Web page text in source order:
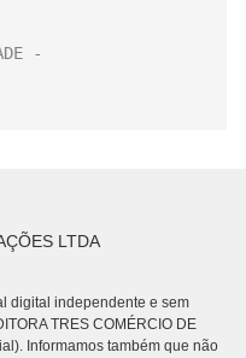
LTDA
digital independente e sem
TRES COMÉRCIO DE
Informamos também que não